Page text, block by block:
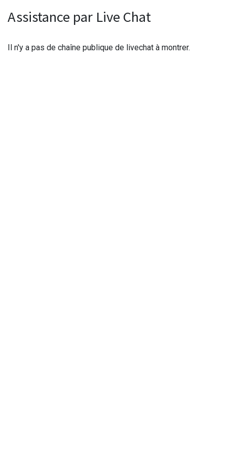
Assistance par Live Chat
Il n'y a pas de chaîne publique de livechat à montrer.